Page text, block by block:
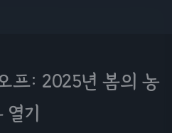
프: 2025년 봄의 농
열기